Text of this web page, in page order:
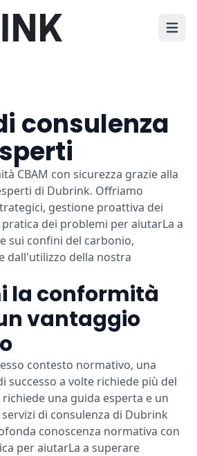
Apri
consulenza
CBAM con sicurezza grazie alla
di Dubrink. Offriamo
gestione proattiva dei
dei problemi per aiutarLa a
sui confini del carbonio,
dall'utilizzo della nostra
la conformità
vantaggio
contesto normativo, una
successo a volte richiede più del
una guida esperta e un
di consulenza di Dubrink
conoscenza normativa con
per aiutarLa a superare